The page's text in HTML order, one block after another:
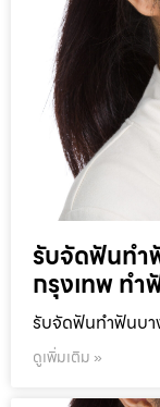
รับจัดฟันทำ
กรุงเทพ ท
รับจัดฟันทำฟันบ
ดูเพิ่มเติม »